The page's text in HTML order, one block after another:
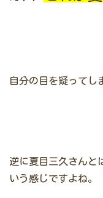
自分の目を疑ってし
逆に夏目三久さんと
いう感じですよね。